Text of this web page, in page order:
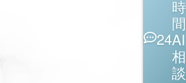
24
時
間
AI
相
談